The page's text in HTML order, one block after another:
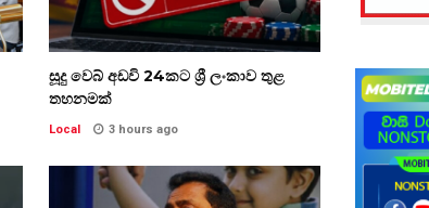
සූදු වෙබ් අඩවි 24කට ශ්‍රී ලංකාව තුළ
තහනමක්
Local 3 hours ago